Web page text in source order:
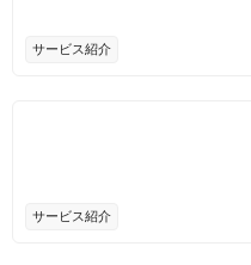
サービス紹介
サービス紹介